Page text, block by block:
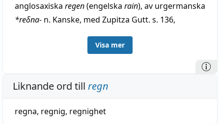
anglosaxiska regen(engelska rain), av urgermanska
*reδna- n. Kanske, med Zupitza Gutt. s. 136,
duggregn. Däremot ej med forngrekiska
rigāre, vattna, fukta. — En urgammal beteckning
för 'regn' föreligger i sanskritvarṣá, jämför
forngrekiska(h)érsē, dagg. — Regnbåge,
Visa mer
Liknande ord till regn
regna, regnig, regnighet